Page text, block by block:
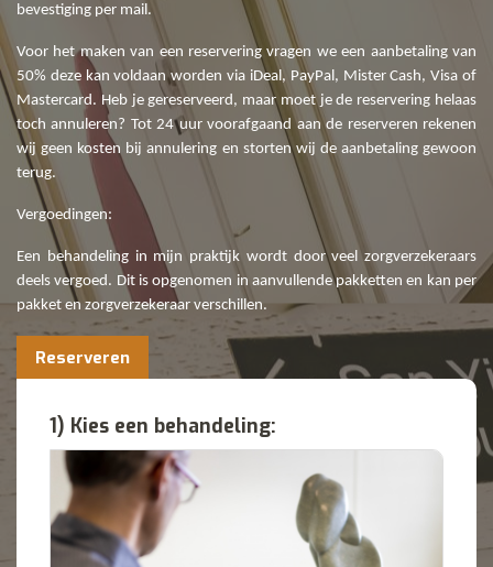
bevestiging per mail.
Voor het maken van een reservering vragen we een aanbetaling van
50% deze kan voldaan worden via iDeal, PayPal, Mister Cash, Visa of
Mastercard. Heb je gereserveerd, maar moet je de reservering helaas
toch annuleren? Tot 24 uur voorafgaand aan de reserveren rekenen
wij geen kosten bij annulering en storten wij de aanbetaling gewoon
terug.
Vergoedingen:
Een behandeling in mijn praktijk wordt door veel zorgverzekeraars
deels vergoed. Dit is opgenomen in aanvullende pakketten en kan per
pakket en zorgverzekeraar verschillen.
Reserveren
1) Kies een behandeling: